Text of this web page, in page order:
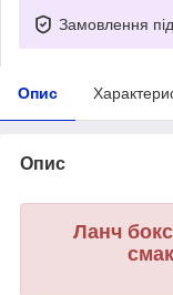
Замовлення
Опис
Опис
Ланч